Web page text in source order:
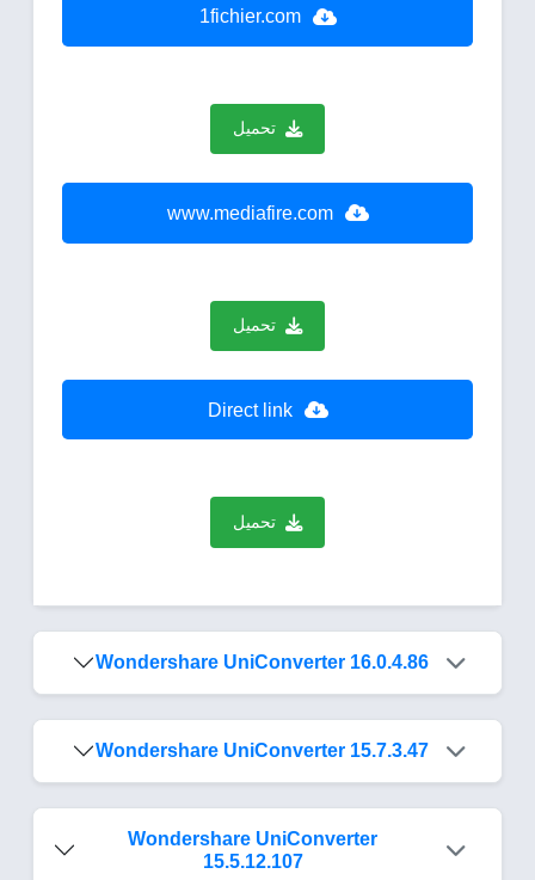
1fichier.com
تحميل
www.mediafire.com
تحميل
Direct link
تحميل
Wondershare UniConverter 16.0.4.86
Wondershare UniConverter 15.7.3.47
Wondershare UniConverter
15.5.12.107